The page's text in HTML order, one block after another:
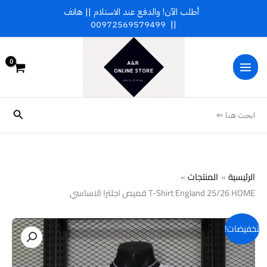
المحتوى
ابحث هنا ⇐
الرئيسية
المنتجات
T-Shirt England 25/26 HOME قميص اجلترا الاساسي
تخفيضات!
كمية
T-
Shirt
أطلب الآن! والدفع عند الاستلام || هاتف
||
00972569579499